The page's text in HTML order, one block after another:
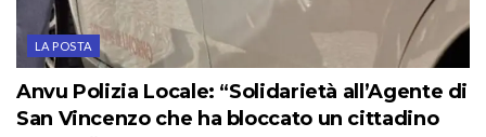
LA POSTA
Anvu Polizia Locale: “Solidarietà all’Agente di
San Vincenzo che ha bloccato un cittadino